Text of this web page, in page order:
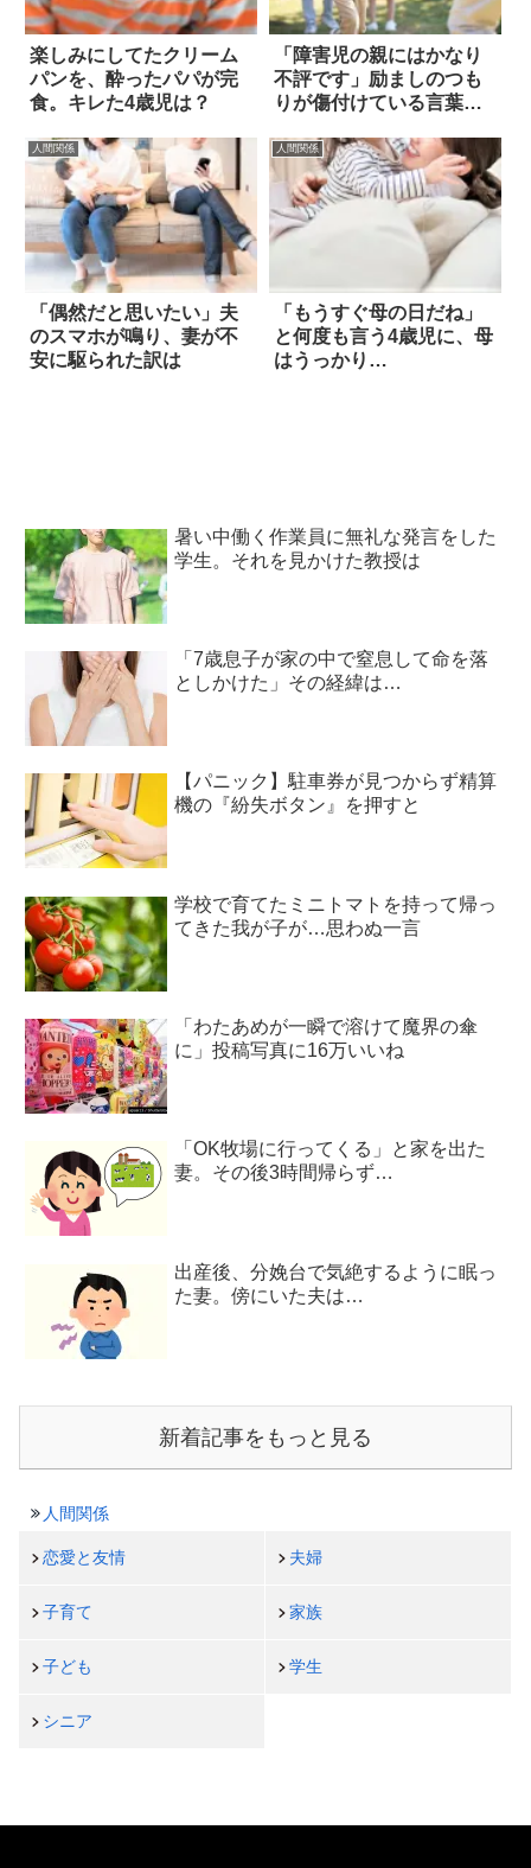
楽しみにしてたクリーム
パンを、酔ったパパが完
食。キレた4歳児は？
「障害児の親にはかなり
不評です」励ましのつも
りが傷付けている言葉と
人間関係
「偶然だと思いたい」夫
のスマホが鳴り、妻が不
安に駆られた訳は
人間関係
「もうすぐ母の日だね」
と何度も言う4歳児に、母
はうっかり…
暑い中働く作業員に無礼な発言をした
学生。それを見かけた教授は
「7歳息子が家の中で窒息して命を落
としかけた」その経緯は…
【パニック】駐車券が見つからず精算
機の『紛失ボタン』を押すと
学校で育てたミニトマトを持って帰っ
てきた我が子が…思わぬ一言
「わたあめが一瞬で溶けて魔界の傘
に」投稿写真に16万いいね
「OK牧場に行ってくる」と家を出た
妻。その後3時間帰らず…
出産後、分娩台で気絶するように眠っ
た妻。傍にいた夫は…
新着記事をもっと見る
人間関係
恋愛と友情 夫婦
子育て 家族
子ども 学生
シニア